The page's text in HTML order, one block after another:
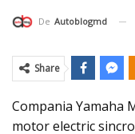
De Autoblogmd
Share
Compania Yamaha
motor electric